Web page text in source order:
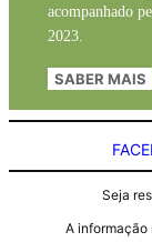
acompanhado
2023.
SABER MAIS
Seja
A informação